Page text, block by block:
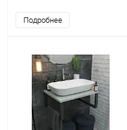
Подробнее